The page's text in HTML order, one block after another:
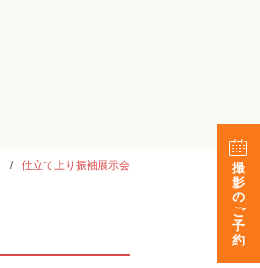
仕立て上り振袖展示会
撮
影
の
ご
予
約